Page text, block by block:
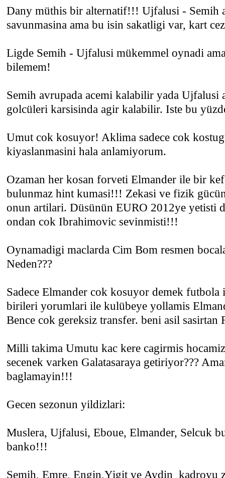
Dany müthis bir alternatif!!! Ujfalusi - Semih
savunmasina ama bu isin sakatligi var, kart
Ligde Semih - Ujfalusi mükemmel oynadi
bilemem!
Semih avrupada acemi kalabilir yada Ujfalusi
golcüleri karsisinda agir kalabilir. Iste bu
Umut cok kosuyor! Aklima sadece cok
kiyaslanmasini hala anlamiyorum.
Ozaman her kosan forveti Elmander ile bir
bulunmaz hint kumasi!!! Zekasi ve fizik
onun artilari. Düsünün EURO 2012ye yetisti
ondan cok Ibrahimovic sevinmisti!!!
Oynamadigi maclarda Cim Bom resmen
Neden???
Sadece Elmander cok kosuyor demek
birileri yorumlari ile kulübeye yollamis
Bence cok gereksiz transfer. beni asil sasirtan
Milli takima Umutu kac kere cagirmis
secenek varken Galatasaraya getiriyor???
baglamayin!!!
Gecen sezonun yildizlari:
Muslera, Ujfalusi, Eboue, Elmander, Selcuk
banko!!!
Semih, Emre, Engin,Yigit ve Aydin kadroyu